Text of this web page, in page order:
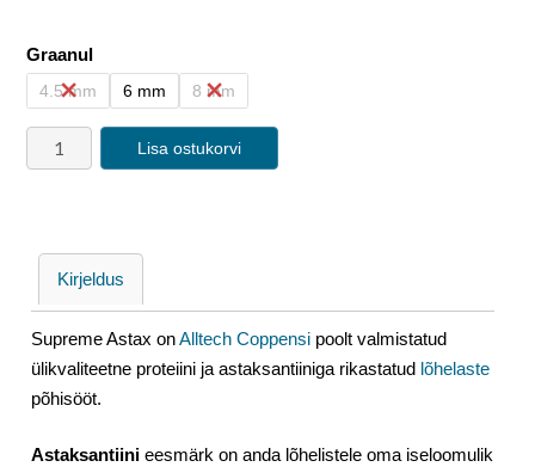
Graanul
4.5 mm 6 mm 8 mm
Lisa ostukorvi
Kirjeldus
Supreme Astax onAlltech Coppensipoolt valmistatud
ülikvaliteetne proteiini ja astaksantiiniga rikastatud lõhelaste
põhisööt.
Astaksantiinieesmärk on anda lõhelistele oma iseloomulik